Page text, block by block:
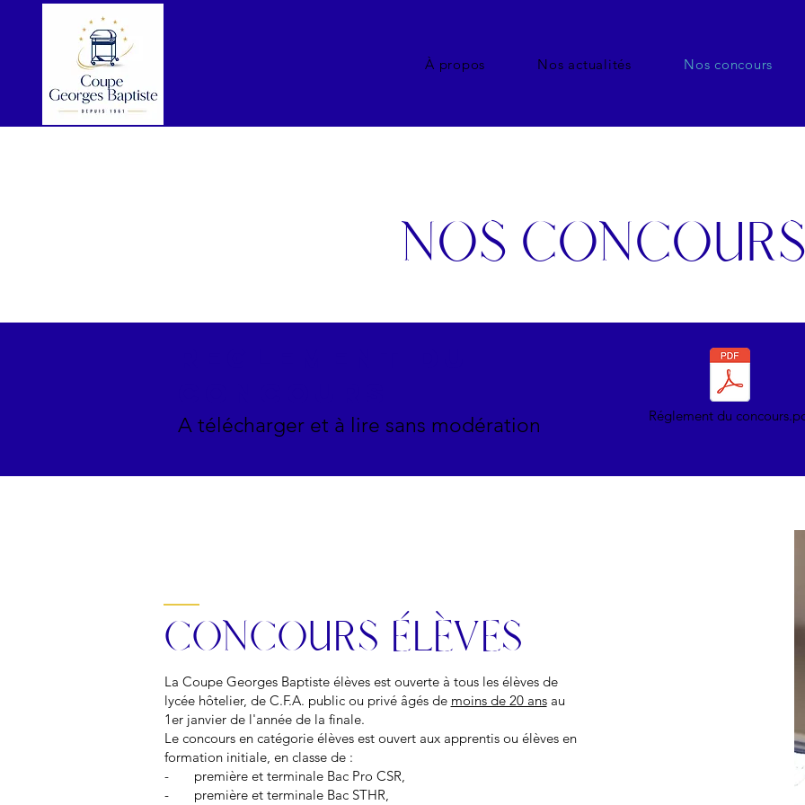
À propos Nos actualités Nos concours
NOS CONCOURS
A télécharger et à lire sans modération Réglement du
CONCOURS ÉLÈVES
La Coupe Georges Baptiste élèves est ouverte à tous les élèves de
lycée hôtelier, de C.F.A. public ou privé âgés de moins de 20 ansau
1er janvier de l'année de la finale.
Le concours en catégorie élèves est ouvert aux apprentis ou élèves en
formation initiale, en classe de :
- première et terminale Bac Pro CSR,
- première et terminale Bac STHR,